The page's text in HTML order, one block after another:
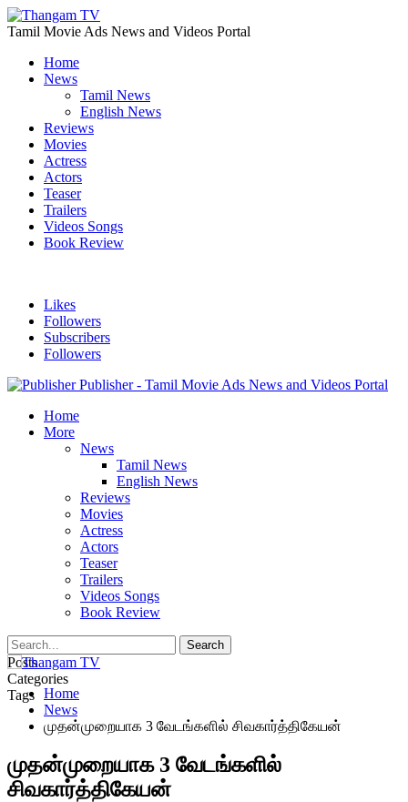
Tamil Movie Ads News and Videos Portal
Home
News
Tamil News
English News
Reviews
Movies
Actress
Actors
Teaser
Trailers
Videos Songs
Book Review
Likes
Followers
Subscribers
Followers
Publisher - Tamil Movie Ads News and Videos Portal
Home
More
News
Tamil News
English News
Reviews
Movies
Actress
Actors
Teaser
Trailers
Videos Songs
Book Review
Posts
Categories
Tags Home
News
முதன்முறையாக 3 வேடங்களில் சிவகார்த்திகேயன்
முதன்முறையாக 3 வேடங்களில்
சிவகார்த்திகேயன்